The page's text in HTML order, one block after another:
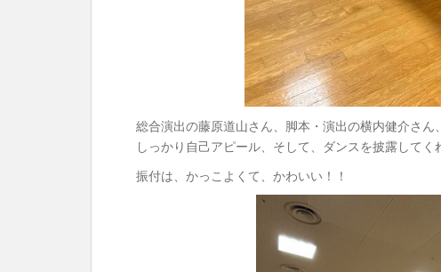
総合演出の藤原道山さん、脚本・演出の横内健介さん
しっかり自己アピール、そして、ダンスを披露してく
振付は、かっこよくて、かわいい！！